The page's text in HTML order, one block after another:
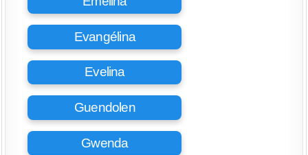
Evangélina
Evelina
Guendolen
Gwenda